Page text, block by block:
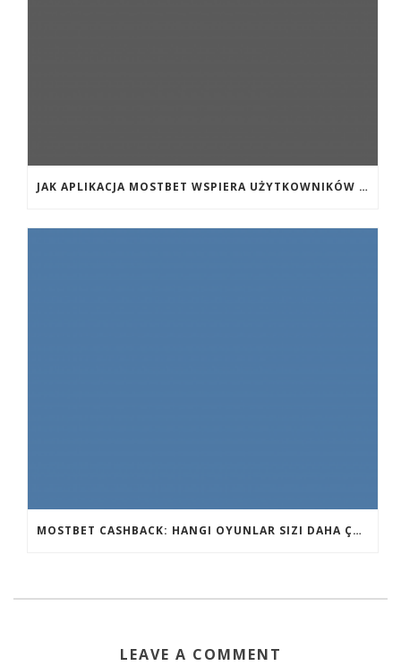
JAK APLIKACJA MOSTBET WSPIERA UŻYTKOWNIKÓW ANDROIDA?
MOSTBET CASHBACK: HANGI OYUNLAR SIZI DAHA ÇOX QAZANA BILƏR?
LEAVE A COMMENT